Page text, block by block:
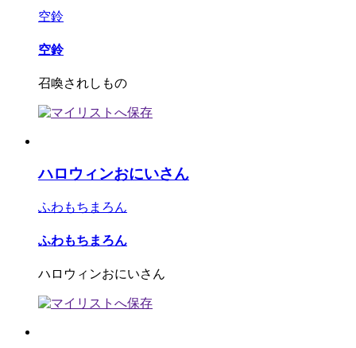
空鈴
空鈴
召喚されしもの
ハロウィンおにいさん
ふわもちまろん
ふわもちまろん
ハロウィンおにいさん